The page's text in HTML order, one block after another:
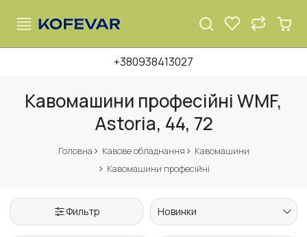
+380938413027
Кавомашини професійні WMF,
Astoria, 44, 72
Головна Кавове обладнання
Кавомашини
Кавомашини професійні
Фильтр Новинки